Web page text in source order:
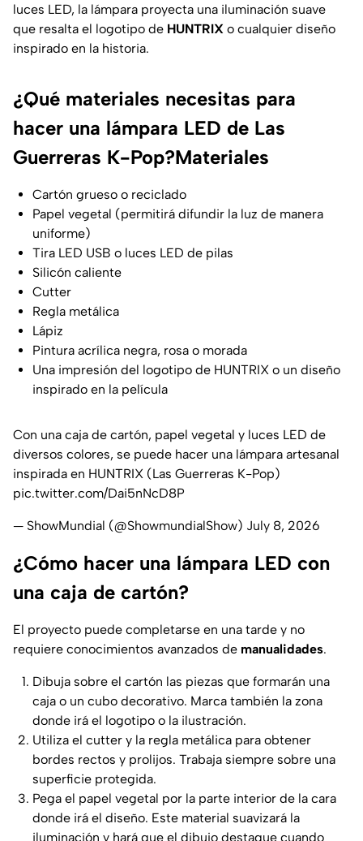
luces LED, la lámpara proyecta una iluminación suave
que resalta el logotipo de HUNTRIX o cualquier diseño
inspirado en la historia.
¿Qué materiales necesitas para
hacer una lámpara LED de Las
Guerreras K-Pop?Materiales
Cartón grueso o reciclado
Papel vegetal (permitirá difundir la luz de manera
uniforme)
Tira LED USB o luces LED de pilas
Silicón caliente
Cutter
Regla metálica
Lápiz
Pintura acrílica negra, rosa o morada
Una impresión del logotipo de HUNTRIX o un diseño
inspirado en la película
Con una caja de cartón, papel vegetal y luces LED de
diversos colores, se puede hacer una lámpara artesanal
inspirada en HUNTRIX (Las Guerreras K-Pop)
pic.twitter.com/Dai5nNcD8P
— ShowMundial (@ShowmundialShow) July 8, 2026
¿Cómo hacer una lámpara LED con
una caja de cartón?
El proyecto puede completarse en una tarde y no
requiere conocimientos avanzados de manualidades.
Dibuja sobre el cartón las piezas que formarán una
caja o un cubo decorativo. Marca también la zona
donde irá el logotipo o la ilustración.
Utiliza el cutter y la regla metálica para obtener
bordes rectos y prolijos. Trabaja siempre sobre una
superficie protegida.
Pega el papel vegetal por la parte interior de la cara
donde irá el diseño. Este material suavizará la
iluminación y hará que el dibujo destaque cuando